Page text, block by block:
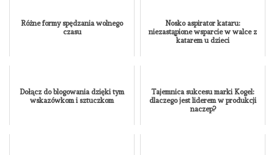
Różne formy spędzania wolnego
czasu
Nosko aspirator kataru:
niezastąpione wsparcie w walce z
katarem u dzieci
Dołącz do blogowania dzięki tym
wskazówkom i sztuczkom
Tajemnica sukcesu marki Kogel:
dlaczego jest liderem w produkcji
naczep?